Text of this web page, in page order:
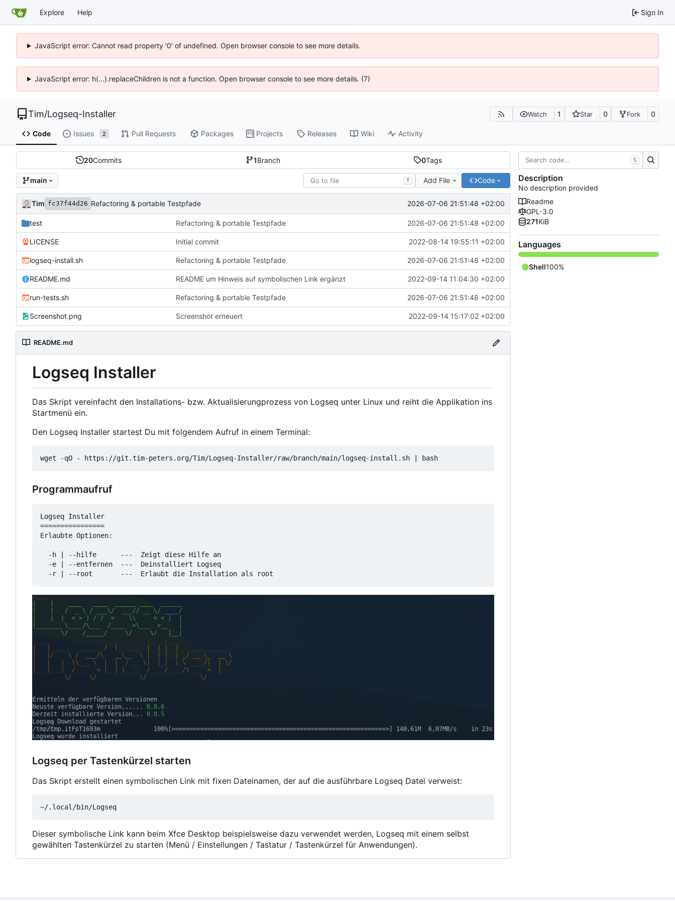
Explore Help Sign In
JavaScript error: Cannot read property '0' of undefined. Open browser console to see more details.
JavaScript error: h(...).replaceChildren is not a function. Open browser console to see more details. (7)
Tim/Logseq-Installer Watch 1 Star 0 Fork 0
Code Issues 2 Pull Requests Packages Projects Releases Wiki Activity
20Commits 1Branch 0Tags
main T Add File Code
Tim fc37f44d26 Refactoring & portable Testpfade 2026-07-06 21:51:48 +02:00
test Refactoring & portable Testpfade 2026-07-06 21:51:48 +02:00
LICENSE Initial commit 2022-08-14 19:55:11 +02:00
logseq-install.sh Refactoring & portable Testpfade 2026-07-06 21:51:48 +02:00
README.md README um Hinweis auf symbolischen Link ergänzt 2022-09-14 11:04:30 +02:00
run-tests.sh Refactoring & portable Testpfade 2026-07-06 21:51:48 +02:00
Screenshot.png Screenshot erneuert 2022-09-14 15:17:02 +02:00
README.md
Logseq Installer
Das Skript vereinfacht den Installations- bzw. Aktualisierungprozess von Logseq unter Linux und reiht die Applikation ins
Startmenü ein.
Den Logseq Installer startest Du mit folgendem Aufruf in einem Terminal:
wget -qO - https://git.tim-peters.org/Tim/Logseq-Installer/raw/branch/main/logseq-install.sh
Programmaufruf
Logseq Installer
================
Erlaubte Optionen:
  -h | --hilfe      ---  Zeigt diese Hilfe an
  -e | --entfernen  ---  Deinstalliert Logseq
Logseq per Tastenkürzel starten
Das Skript erstellt einen symbolischen Link mit fixen Dateinamen, der auf die ausführbare Logseq Datei verweist:
Dieser symbolische Link kann beim Xfce Desktop beispielsweise dazu verwendet werden, Logseq mit einem selbst
gewählten Tastenkürzel zu starten (Menü / Einstellungen / Tastatur / Tastenkürzel für Anwendungen).
S
Description
No description provided
Readme
GPL-3.0
271KiB
Languages
Shell100%